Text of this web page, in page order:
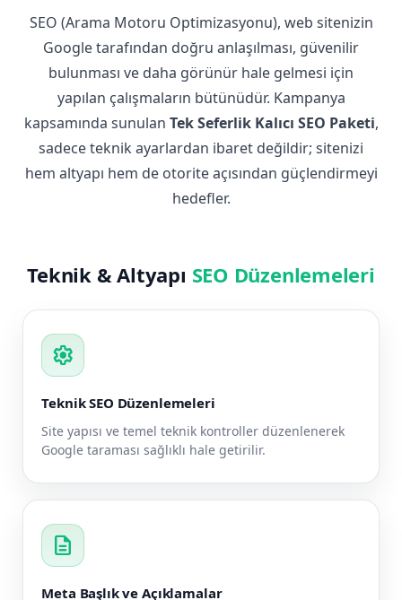
SEO (Arama Motoru Optimizasyonu), web sitenizin
Google tarafından doğru anlaşılması, güvenilir
bulunması ve daha görünür hale gelmesi için
yapılan çalışmaların bütünüdür. Kampanya
kapsamında sunulan Tek Seferlik Kalıcı SEO Paketi,
sadece teknik ayarlardan ibaret değildir; sitenizi
hem altyapı hem de otorite açısından güçlendirmeyi
hedefler.
Teknik & Altyapı SEO Düzenlemeleri
settings
Teknik SEO Düzenlemeleri
Site yapısı ve temel teknik kontroller düzenlenerek
Google taraması sağlıklı hale getirilir.
description
Meta Başlık ve Açıklamalar